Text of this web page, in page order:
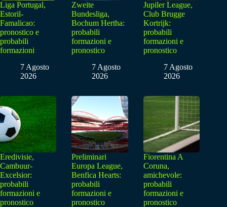
Liga Portugal,
Estoril-
Famalicao:
pronostico e
probabili
formazioni
7 Agosto
2026
Zweite
Bundesliga,
Bochum Hertha:
probabili
formazioni e
pronostico
7 Agosto
2026
Jupiler League,
Club Brugge
Kortrijk:
probabili
formazioni e
pronostico
7 Agosto
2026
Eredivisie,
Cambuur-
Excelsior:
probabili
formazioni e
pronostico
Preliminari
Europa League,
Benfica Hearts:
probabili
formazioni e
pronostico
Fiorentina A
Coruna,
amichevole:
probabili
formazioni e
pronostico